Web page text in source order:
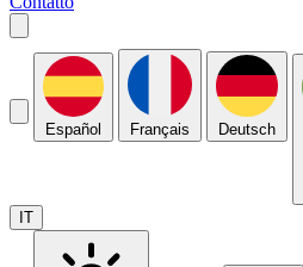
Español Français Deutsch
IT